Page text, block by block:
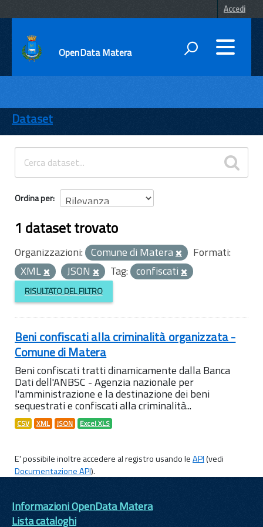
Accedi
OpenData Matera
ENTI
TEMI
INFORMAZIONI
Dataset
Ordina per
1 dataset trovato
Organizzazioni: Comune di Matera
Formati:
XML
JSON Tag: confiscati
RISULTATO DEL FILTRO
Beni confiscati alla criminalità organizzata -
Comune di Matera
Beni confiscati tratti dinamicamente dalla Banca
Dati dell'ANBSC - Agenzia nazionale per
l'amministrazione e la destinazione dei beni
sequestrati e confiscati alla criminalità...
CSV XML JSON Excel XLS
E' possibile inoltre accedere al registro usando leAPI(vedi
Documentazione API).
Informazioni OpenData Matera
Lista cataloghi